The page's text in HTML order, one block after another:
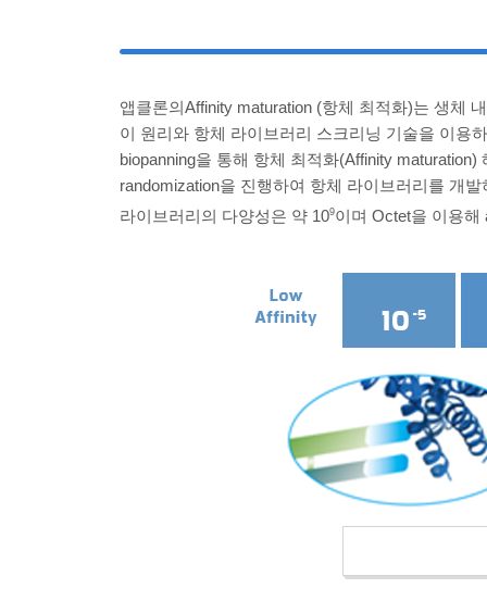
앱클론의Affinity maturation (항체 최적화)는 생체
이 원리와 항체 라이브러리 스크리닝 기술을 이용
biopanning을 통해 항체 최적화(Affinity
randomization을 진행하여 항체 라이브러리를 개
라이브러리의 다양성은 약 109이며 Octet을 이용해